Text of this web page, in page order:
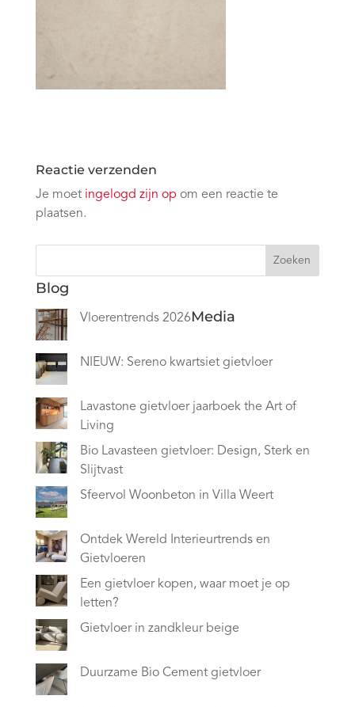
Reactie verzenden
Je moet ingelogd zijn op om een reactie te
plaatsen.
Zoeken
Blog
Vloerentrends 2026
NIEUW: Sereno kwartsiet gietvloer
Lavastone gietvloer jaarboek the Art of
Living
Bio Lavasteen gietvloer: Design, Sterk en
Slijtvast
Sfeervol Woonbeton in Villa Weert
Ontdek Wereld Interieurtrends en
Gietvloeren
Een gietvloer kopen, waar moet je op
letten?
Gietvloer in zandkleur beige
Duurzame Bio Cement gietvloer
Media